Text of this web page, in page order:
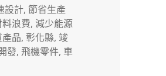
設計, 節省生產
浪費, 減少能源
品,彰化縣, 竣
發,飛機零件, 車